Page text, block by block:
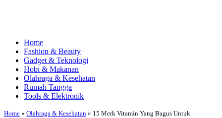
Home
Fashion & Beauty
Gadget & Teknologi
Hobi & Makanan
Olahraga & Kesehatan
Rumah Tangga
Tools & Elektronik
Home » Olahraga & Kesehatan » 15 Merk Vitamin Yang Bagus Untuk